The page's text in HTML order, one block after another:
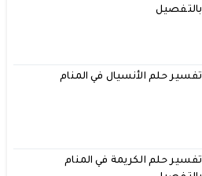
بالتفصيل
تفسير حلم الأنسيال في المنام
تفسير حلم الكريمة في المنام